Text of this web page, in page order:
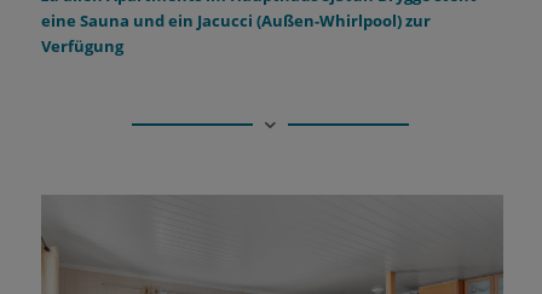
eine Sauna und ein Jacucci (Außen-Whirlpool) zur
Verfügung